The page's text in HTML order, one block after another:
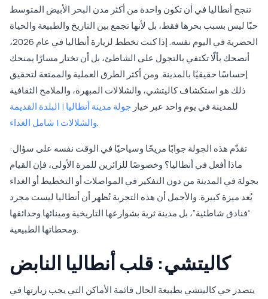
تنجح أنطاليا في أن تكون واحدة من أكثر مدن البحر الأبيض المتوسط
حبًا ليس بسبب بحرها فقط، بل لأنها تجمع بين التاريخ والطبيعة والحياة
الحضرية في اليوم نفسه. إذا كنت تخطط لزيارة أنطاليا في عام 2026،
أنصحك بألّا تكتفي بالتجول على الشاطئ، بل أن تختار مسارًا يمنحك
إحساسًا حقيقيًا بالمدينة. ومن أكثر الطرق العملية والممتعة لتحقيق
ذلك هو استكشاف كاليتشي، والشلالات المبهرة، والملامح الثقافية
للمدينة في يوم واحد عبر خيار جولة مدينة أنطاليا | البلدة القديمة
والشلالات | شامل الغداء.
تقدّم هذه الجولة جوابًا مريحًا وسياحيًا في الوقت نفسه على سؤال:
ماذا أفعل في أنطاليا؟ وخصوصًا للزائرين للمرة الأولى، فإن القيام
بجولة في المدينة من دون التفكير في المواصلات أو التخطيط أو الغداء
يُعد ميزة كبيرة. والأجمل أن هذه التجربة تُظهر أن أنطاليا ليست مجرد
“فنادق شاطئية”، بل مدينة ثرية بشوارعها التاريخية ومينائها وحدائقها
ومحطاتها الطبيعية.
كاليتشي: قلب أنطاليا النابض
يتصدر حي كاليتشي بطبيعة الحال قائمة الأماكن التي يجب زيارتها في